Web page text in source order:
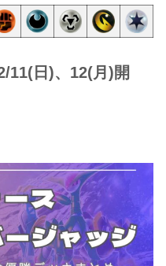
11(日)、12(月)開